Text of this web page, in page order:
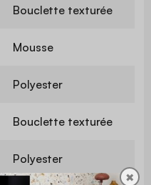
Bouclette texturée
Mousse
Polyester
Bouclette texturée
Polyester
✖